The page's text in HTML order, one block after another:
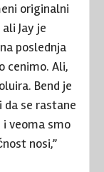
originalni
Jay je
poslednja
cenimo. Ali,
Bend je
da se rastane
i veoma smo
nosi,”